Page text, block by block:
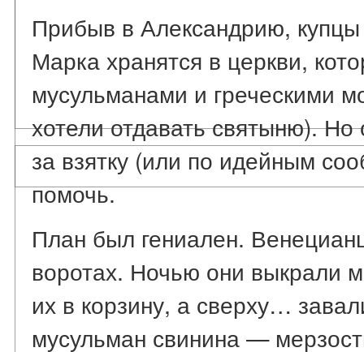
Прибыв в Александрию,
Марка хранятся в церкви,
мусульманами и греческими
хотели отдавать святыню).
за взятку (или по идейным
помочь.
План был гениален.
воротах. Ночью они выкрали
их в корзину, а сверху…
мусульман свинина —